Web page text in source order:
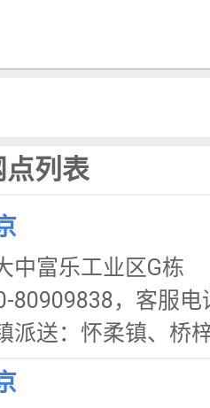
列表
中富乐工业区G栋
80909838，客服
派送：怀柔镇、桥